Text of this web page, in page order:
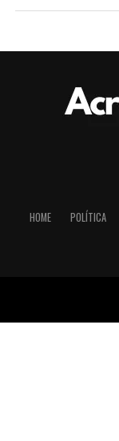
HOME POLÍTICA